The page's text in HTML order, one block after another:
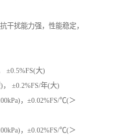
干扰能力强，性能稳定，
±0.5%FS(大)
±0.2%FS/年(大)
，±0.02%FS/℃(＞
，±0.02%FS/℃(＞